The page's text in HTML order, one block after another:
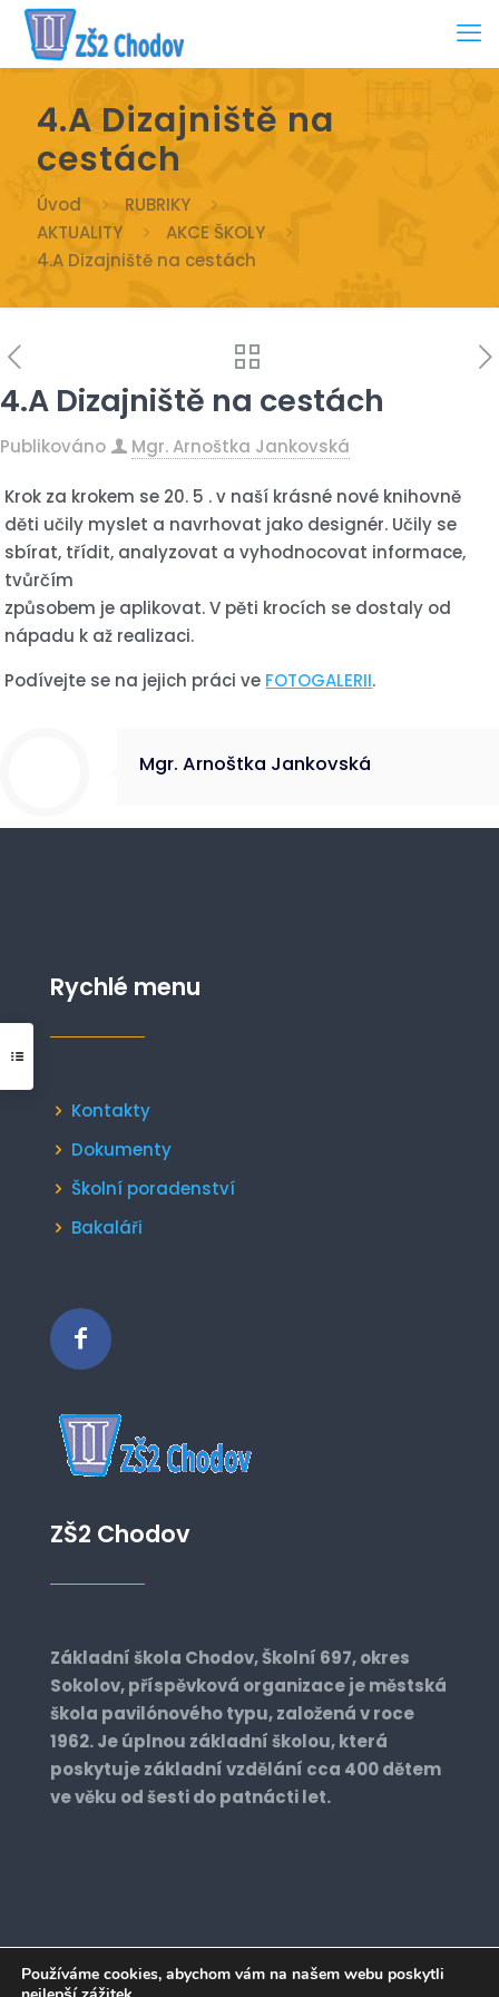
4.A Dizajniště na
cestách
Úvod
RUBRIKY
AKTUALITY
AKCE ŠKOLY
4.A Dizajniště na cestách
4.A Dizajniště na cestách
Publikováno Mgr. Arnoštka Jankovská
Krok za krokem se 20. 5 . v naší krásné nové knihovně
děti učily myslet a navrhovat jako designér. Učily se
sbírat, třídit, analyzovat a vyhodnocovat informace,
tvůrčím
způsobem je aplikovat. V pěti krocích se dostaly od
nápadu k až realizaci.
Podívejte se na jejich práci ve FOTOGALERII.
Mgr. Arnoštka Jankovská
Rychlé menu
Kontakty
Dokumenty
Školní poradenství
Bakaláři
ZŠ2 Chodov
Základní škola Chodov, Školní 697, okres
Sokolov, příspěvková organizace je městská
škola pavilónového typu, založená v roce
1962. Je úplnou základní školou, která
poskytuje základní vzdělání cca 400 dětem
ve věku od šesti do patnácti let.
Používáme cookies, abychom vám na našem webu poskytli